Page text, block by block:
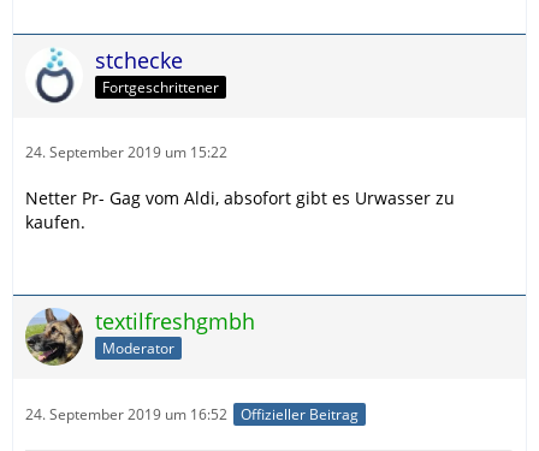
stchecke
Fortgeschrittener
24. September 2019 um 15:22
Netter Pr- Gag vom Aldi, absofort gibt es Urwasser zu
kaufen.
textilfreshgmbh
Moderator
24. September 2019 um 16:52 Offizieller Beitrag